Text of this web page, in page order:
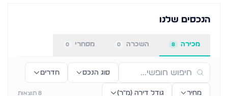
הנכסים שלנו
מכירה 8 השכרה 0 מסחרי 0
סוג הנכס חדרים
מחיר גודל דירה (מ״ר) 8 תוצאות